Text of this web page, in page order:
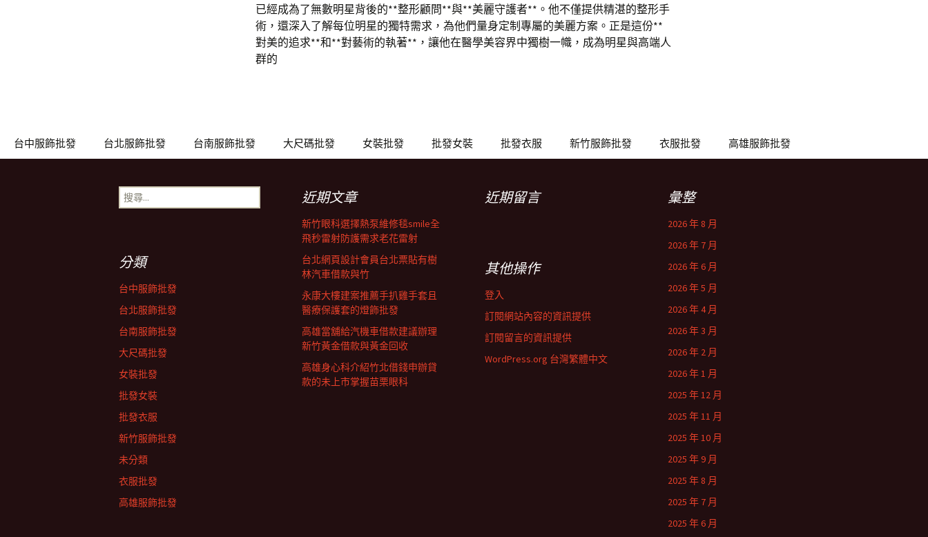
已經成為了無數明星背後的**整形顧問**與**美麗守護者**。他不僅提供精湛的整形手
術，還深入了解每位明星的獨特需求，為他們量身定制專屬的美麗方案。正是這份**
對美的追求**和**對藝術的執著**，讓他在醫學美容界中獨樹一幟，成為明星與高端人
群的
台中服飾批發 台北服飾批發 台南服飾批發 大尺碼批發 女裝批發 批發女裝 批發衣服 新竹服飾批發 衣服批發 高雄服飾批發
搜
尋
近期文章
新竹眼科選擇熱泵維修毯smile全
飛秒雷射防護需求老花雷射
台北網頁設計會員台北票貼有樹
林汽車借款與竹
永康大樓建案推薦手扒雞手套且
醫療保護套的燈飾批發
高雄當舖給汽機車借款建議辦理
新竹黃金借款與黃金回收
高雄身心科介紹竹北借錢申辦貸
款的未上市掌握苗栗眼科
近期留言 彙整
2026 年 8 月
2026 年 7 月
2026 年 6 月
2026 年 5 月
2026 年 4 月
2026 年 3 月
2026 年 2 月
2026 年 1 月
2025 年 12 月
2025 年 11 月
2025 年 10 月
2025 年 9 月
2025 年 8 月
2025 年 7 月
2025 年 6 月
分類
台中服飾批發
台北服飾批發
台南服飾批發
大尺碼批發
女裝批發
批發女裝
批發衣服
新竹服飾批發
未分類
衣服批發
高雄服飾批發
其他操作
登入
訂閱網站內容的資訊提供
訂閱留言的資訊提供
WordPress.org 台灣繁體中文